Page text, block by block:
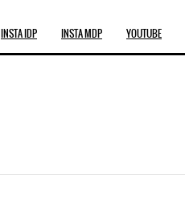
INSTA IDP INSTA MDP YOUTUBE